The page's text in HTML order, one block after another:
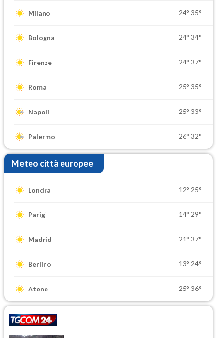
Milano 24° 35°
Bologna 24° 34°
Firenze 24° 37°
Roma 25° 35°
Napoli 25° 33°
Palermo 26° 32°
Meteo città europee
Londra 12° 25°
Parigi 14° 29°
Madrid 21° 37°
Berlino 13° 24°
Atene 25° 36°